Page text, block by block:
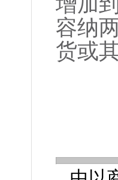
容纳
货或